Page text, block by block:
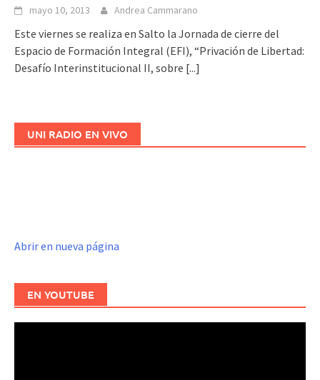
mayo 10, 2013 Andrea Cammarano
Este viernes se realiza en Salto la Jornada de cierre del
Espacio de Formación Integral (EFI), “Privación de Libertad:
Desafío Interinstitucional II, sobre [...]
UNI RADIO EN VIVO
Abrir en nueva página
EN YOUTUBE